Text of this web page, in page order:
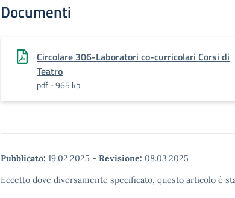
Documenti
Circolare 306-Laboratori co-curricolari Corsi di
Teatro
pdf - 965 kb
Pubblicato: 19.02.2025 - Revisione: 08.03.2025
Eccetto dove diversamente specificato, questo articolo è